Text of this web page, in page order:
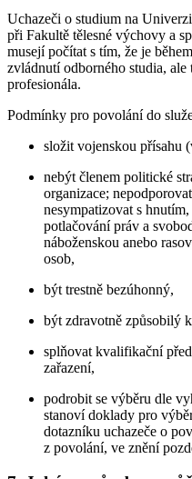
Uchazeči o studium na
při Fakultě tělesné výchovy a
musejí počítat s tím, že je
zvládnutí odborného studia,
profesionála.
Podmínky pro povolání do
složit vojenskou přísahu
nebýt členem politické
organizace;
nesympatizovat s
potlačování práv a
náboženskou anebo
osob,
být trestně bezúhonný,
být zdravotně způsobilý
splňovat kvalifikační
zařazení,
podrobit se výběru dle
stanoví doklady pro
dotazníku uchazeče o
z povolání, ve znění